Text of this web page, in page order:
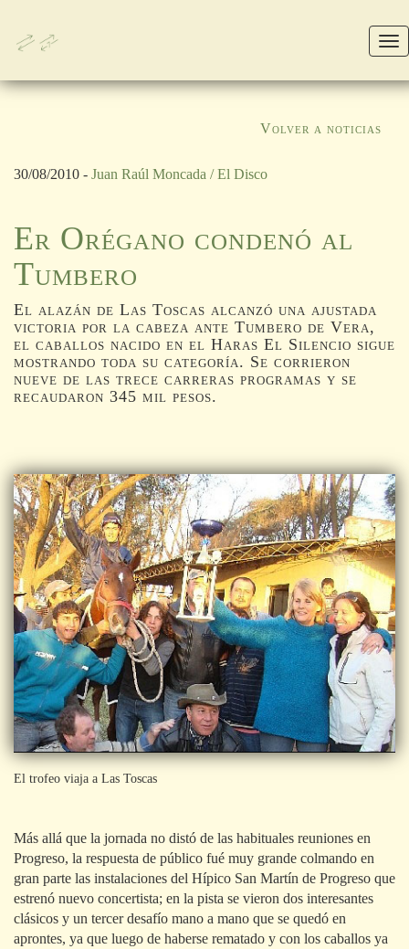
Volver a noticias
30/08/2010 - Juan Raúl Moncada / El Disco
Er Orégano condenó al
Tumbero
El alazán de Las Toscas alcanzó una ajustada
victoria por la cabeza ante Tumbero de Vera,
el caballos nacido en el Haras El Silencio sigue
mostrando toda su categoría. Se corrieron
nueve de las trece carreras programas y se
recaudaron 345 mil pesos.
El trofeo viaja a Las Toscas
Más allá que la jornada no distó de las habituales reuniones en
Progreso, la respuesta de público fué muy grande colmando en
gran parte las instalaciones del Hípico San Martín de Progreso que
estrenó nuevo concertista; en la pista se vieron dos interesantes
clásicos y un tercer desafío mano a mano que se quedó en
aprontes, ya que luego de haberse rematado y con los caballos ya